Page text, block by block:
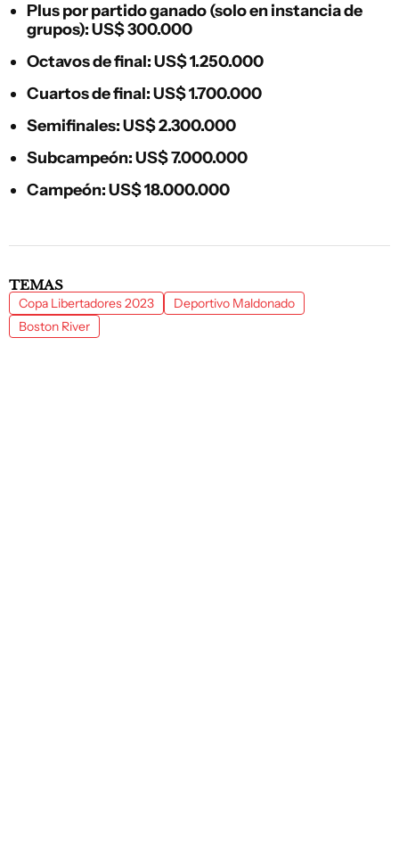
Plus por partido ganado (solo en instancia de
grupos): US$ 300.000
Octavos de final: US$ 1.250.000
Cuartos de final: US$ 1.700.000
Semifinales: US$ 2.300.000
Subcampeón: US$ 7.000.000
Campeón: US$ 18.000.000
TEMAS
Copa Libertadores 2023
Deportivo Maldonado
Boston River